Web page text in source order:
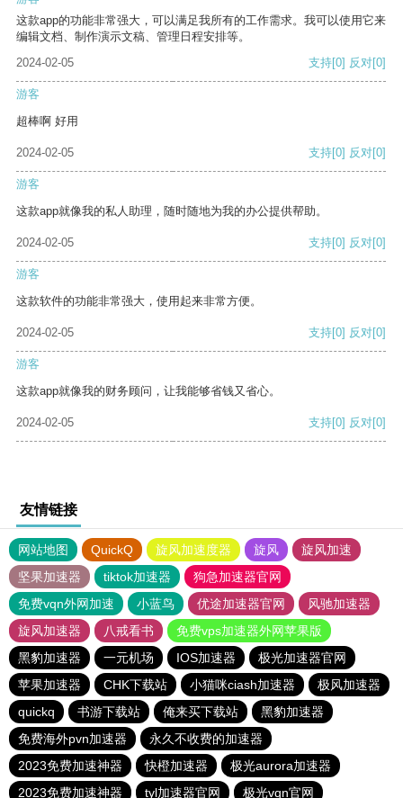
这款app的功能非常强大，可以满足我所有的工作需求。我可以使用它来
编辑文档、制作演示文稿、管理日程安排等。
2024-02-05
支持[0] 反对[0]
游客
超棒啊 好用
2024-02-05 支持[0] 反对[0]
游客
这款app就像我的私人助理，随时随地为我的办公提供帮助。
2024-02-05 支持[0] 反对[0]
游客
这款软件的功能非常强大，使用起来非常方便。
2024-02-05 支持[0] 反对[0]
游客
这款app就像我的财务顾问，让我能够省钱又省心。
2024-02-05 支持[0] 反对[0]
友情链接
网站地图 QuickQ 旋风加速度器 旋风
旋风加速
坚果加速器
tiktok加速器
狗急加速器官网
免费vqn外网加速
小蓝鸟 优途加速器官网
风驰加速器
旋风加速器
八戒看书
免费vps加速器外网苹果版
黑豹加速器
一元机场 IOS加速器
极光加速器官网
苹果加速器
CHK下载站 小猫咪ciash加速器
极风加速器
quickq
书游下载站 俺来买下载站
黑豹加速器
免费海外pvn加速器
永久不收费的加速器
2023免费加速神器
快橙加速器
极光aurora加速器
2023免费加速神器
tyl加速器官网 极光vqn官网